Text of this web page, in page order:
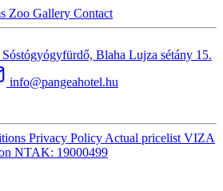
Zoo Gallery Contact
Blaha Lujza sétány 15.
info@pangeahotel.hu
Privacy Policy Actual pricelist VIZA
NTAK: 19000499